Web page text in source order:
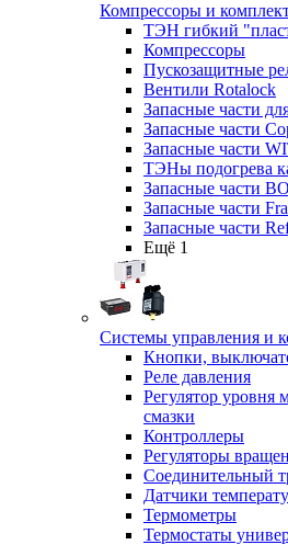
Компрессоры и
ТЭН гибкий
Компрессоры
Пускозащитные
Вентили Rotalock
Запасные части
Запасные части
Запасные части
ТЭНы подогрева
Запасные части
Запасные части
Запасные части
Ещё 1
Системы управления и
Кнопки,
Реле давления
Регулятор уровня
смазки
Контроллеры
Регуляторы
Соединительный
Датчики
Термометры
Термостаты